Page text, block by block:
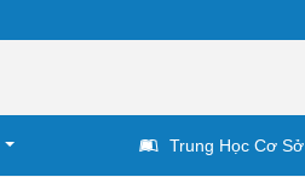
Trung Học Cơ Sở